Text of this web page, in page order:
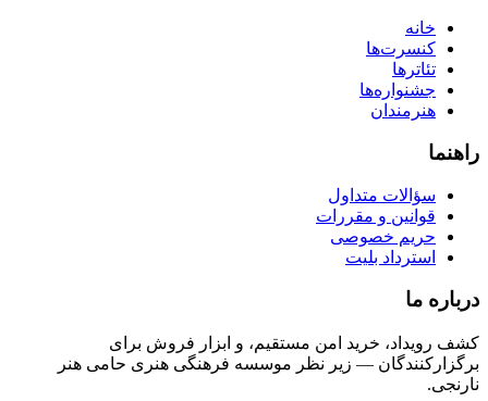
خانه
کنسرت‌ها
تئاترها
جشنواره‌ها
هنرمندان
راهنما
سؤالات متداول
قوانین و مقررات
حریم خصوصی
استرداد بلیت
درباره ما
کشف رویداد، خرید امن مستقیم، و ابزار فروش برای
برگزارکنندگان — زیر نظر موسسه فرهنگی هنری حامی هنر
نارنجی.